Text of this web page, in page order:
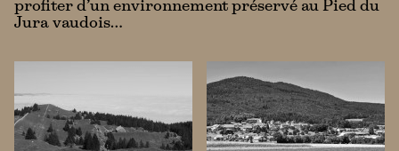
profiter d’un environnement préservé au Pied du
Jura vaudois…